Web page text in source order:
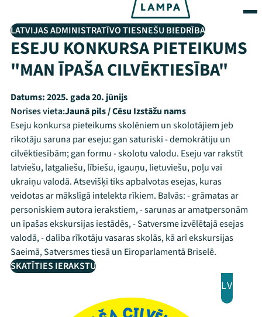
LATVIJAS ADMINISTRATĪVO TIESNEŠU BIEDRĪBA
ESEJU KONKURSA PIETEIKUMS
"MAN ĪPAŠA CILVĒKTIESĪBA"
Datums:2025. gada 20. jūnijs
Norises vieta:Jaunā pils / Cēsu Izstāžu nams
Eseju konkursa pieteikums skolēniem un skolotājiem jeb
rīkotāju saruna par eseju: gan saturiski - demokrātiju un
cilvēktiesībām; gan formu - skolotu valodu. Eseju var rakstīt
latviešu, latgaliešu, lībiešu, igauņu, lietuviešu, poļu vai
ukraiņu valodā. Atsevišķi tiks apbalvotas esejas, kuras
veidotas ar mākslīgā intelekta rīkiem. Balvās: - grāmatas ar
personiskiem autora ierakstiem, - sarunas ar amatpersonām
un īpašas ekskursijas iestādēs, - Satversme izvēlētajā esejas
valodā, - dalība rīkotāju vasaras skolās, kā arī ekskursijas
Saeimā, Satversmes tiesā un Eiroparlamentā Briselē.
SKATĪTIES IERAKSTU
LV